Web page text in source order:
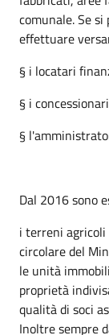
comunale. Se
effettuare
§ i locatari
§ i
§
Dal 2016 sono
i terreni agricoli
circolare del
le unità
proprietà
qualità di soci
Inoltre sempre